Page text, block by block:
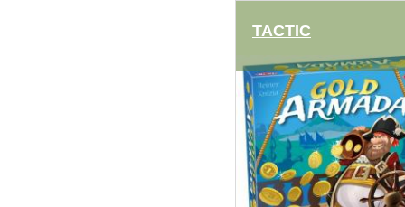
ТАСТІС
ТАСТІС